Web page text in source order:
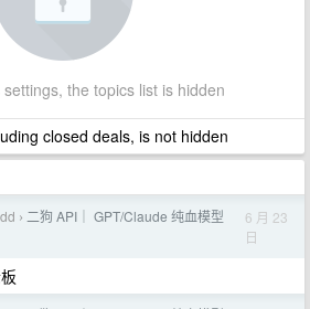
the topics list is hidden
closed deals, is not hidden
› 二狗 API｜ GPT/Claude 纯血模型
6 月 23
日